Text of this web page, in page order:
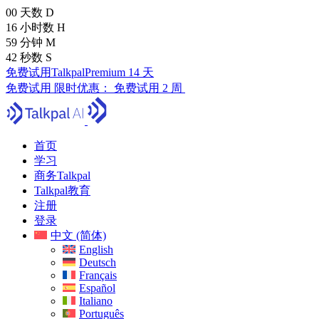
00 天数 D
16 小时数 H
59 分钟 M
41 秒数 S
免费试用TalkpalPremium 14 天
免费试用 限时优惠： 免费试用 2 周
首页
学习
商务Talkpal
Talkpal教育
注册
登录
中文 (简体)
English
Deutsch
Français
Español
Italiano
Português